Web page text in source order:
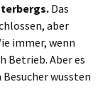
Das
aber
immer, wenn
Betrieb. Aber es
wussten